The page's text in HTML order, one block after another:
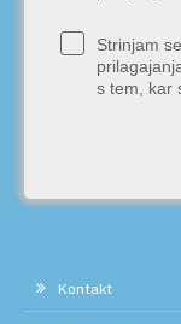
Strinjam
s tem, kar
Kontakt